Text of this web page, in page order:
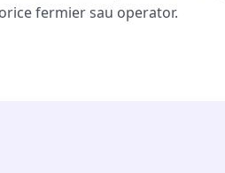
fermier sau operator.